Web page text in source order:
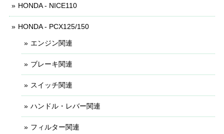
HONDA - NICE110
HONDA - PCX125/150
エンジン関連
ブレーキ関連
スイッチ関連
ハンドル・レバー関連
フィルター関連